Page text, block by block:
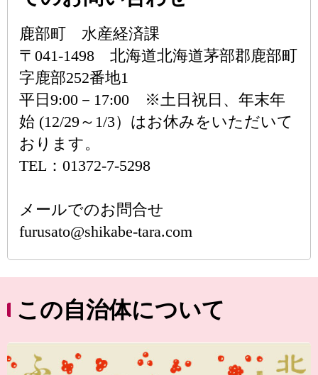
鹿部町 水産経済課
〒041-1498 北海道北海道茅部郡鹿部町
字鹿部252番地1
平日9:00－17:00 ※土日祝日、年末年
始 (12/29～1/3）はお休みをいただいて
おります。
TEL：01372-7-5298
メールでのお問合せ
furusato@shikabe-tara.com
この自治体について